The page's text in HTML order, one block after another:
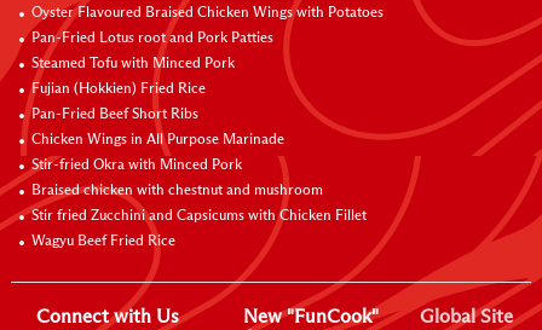
Oyster Flavoured Braised Chicken Wings with Potatoes
Pan-Fried Lotus root and Pork Patties
Steamed Tofu with Minced Pork
Fujian (Hokkien) Fried Rice
Pan-Fried Beef Short Ribs
Chicken Wings in All Purpose Marinade
Stir-fried Okra with Minced Pork
Braised chicken with chestnut and mushroom
Stir fried Zucchini and Capsicums with Chicken Fillet
Wagyu Beef Fried Rice
Connect with Us
New "FunCook"
Global Site